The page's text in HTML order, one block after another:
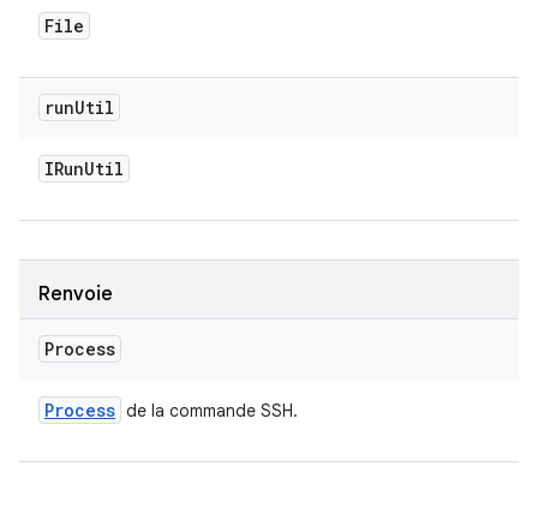
File
runUtil
IRunUtil
Renvoie
Process
Process de la commande SSH.